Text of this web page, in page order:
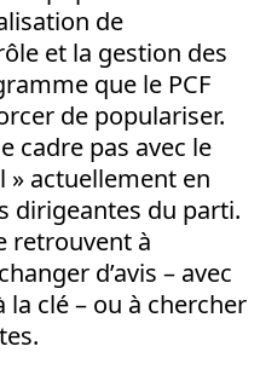
de
et la gestion des
que le PCF
de populariser.
cadre pas avec le
actuellement en
dirigeantes du parti.
retrouvent à
d’avis – avec
clé – ou à chercher